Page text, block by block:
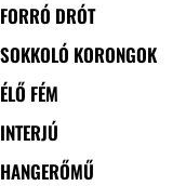
FORRÓ DRÓT
SOKKOLÓ KORONGOK
ÉLŐ FÉM
INTERJÚ
HANGERŐMŰ